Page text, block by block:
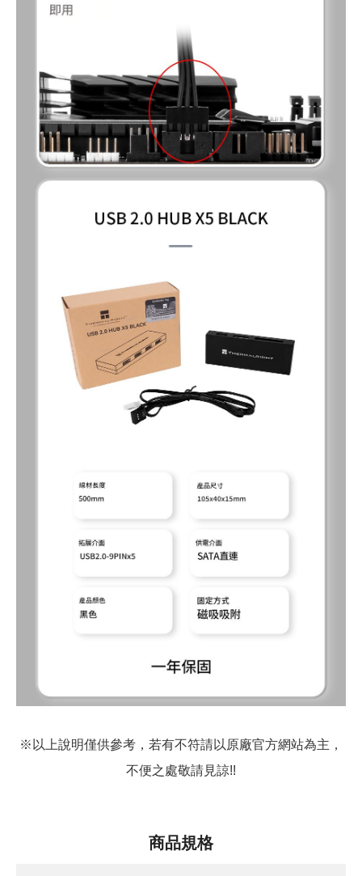
※以上說明僅供參考，若有不符請以原廠官方網站為主，
不便之處敬請見諒!!
商品規格